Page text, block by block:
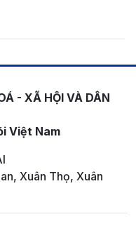
- XÃ HỘI VÀ DÂN
Việt Nam
Xuân Thọ, Xuân